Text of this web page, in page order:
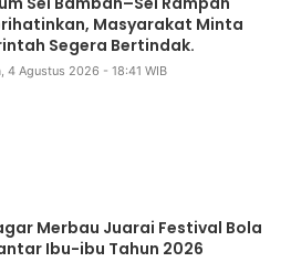
Masyarakat Minta
Segera Bertindak.
4 Agustus 2026 - 18:41 WIB
Merbau Juarai Festival Bola
Ibu-ibu Tahun 2026